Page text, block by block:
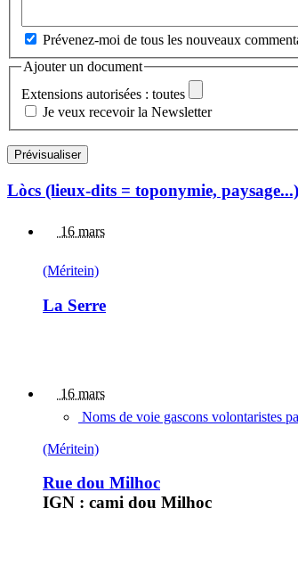
Prévenez-moi de tous les nouveaux
Ajouter un document
Extensions autorisées : toutes
Je veux recevoir la Newsletter
Lòcs (lieux-dits = toponymie,
16 mars
(Méritein)
La Serre
16 mars
Noms de voie gascons volontaristes
(Méritein)
Rue dou Milhoc
IGN : cami dou Milhoc